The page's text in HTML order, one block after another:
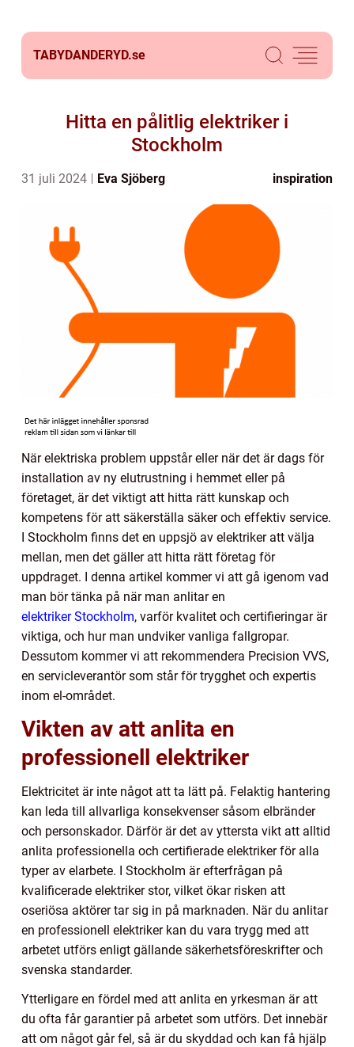
TABYDANDERYD.se
Hitta en pålitlig elektriker i
Stockholm
31 juli 2024 Eva Sjöberg inspiration
När elektriska problem uppstår eller när det är dags för
installation av ny elutrustning i hemmet eller på
företaget, är det viktigt att hitta rätt kunskap och
kompetens för att säkerställa säker och effektiv service.
I Stockholm finns det en uppsjö av elektriker att välja
mellan, men det gäller att hitta rätt företag för
uppdraget. I denna artikel kommer vi att gå igenom vad
man bör tänka på när man anlitar en
elektriker Stockholm, varför kvalitet och certifieringar är
viktiga, och hur man undviker vanliga fallgropar.
Dessutom kommer vi att rekommendera Precision VVS,
en servicleverantör som står för trygghet och expertis
inom el-området.
Vikten av att anlita en
professionell elektriker
Elektricitet är inte något att ta lätt på. Felaktig hantering
kan leda till allvarliga konsekvenser såsom elbränder
och personskador. Därför är det av yttersta vikt att alltid
anlita professionella och certifierade elektriker för alla
typer av elarbete. I Stockholm är efterfrågan på
kvalificerade elektriker stor, vilket ökar risken att
oseriösa aktörer tar sig in på marknaden. När du anlitar
en professionell elektriker kan du vara trygg med att
arbetet utförs enligt gällande säkerhetsföreskrifter och
svenska standarder.
Ytterligare en fördel med att anlita en yrkesman är att
du ofta får garantier på arbetet som utförs. Det innebär
att om något går fel, så är du skyddad och kan få hjälp